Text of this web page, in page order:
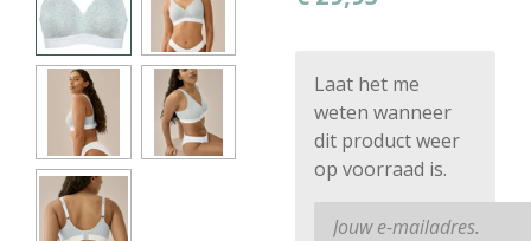
Laat het me
weten wanneer
dit product weer
op voorraad is.